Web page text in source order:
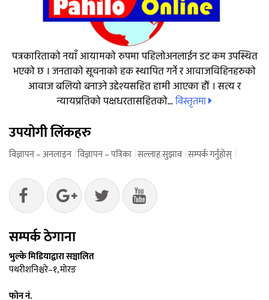
पत्रकारिताको नयाँ आयामको रुपमा पहिलोअनलाईन डट कम उपस्थित
भएको छ । जनताको सूचनाको हक स्थापित गर्ने र आवाजविहिनहरुको
आवाज बलियो बनाउने उद्देश्यसहित हामी आएका हौं । सत्य र
न्यायप्रतिको पक्षधरतासहितको...विस्तृतमा
उपयोगी लिंकहरु
विज्ञापन – अनलाइन विज्ञापन – पत्रिका सल्लाह सुझाव सम्पर्क गर्नुहोस्
सम्पर्क ठेगाना
भुल्के मिडियाद्वारा सञ्चालित
पथरीशनिश्चरे–१, मोरङ
फोन नं.